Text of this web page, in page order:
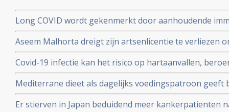
Long COVID wordt gekenmerkt door aanhoudende
cytotoxische CD8+ T-cellen op het SARS-CoV-2 virus
immuunreacties op de herpesvirussen Epstein-Barr-
patienten met aanhoudende Long Covid
Aseem Malhorta dreigt zijn artsenlicentie te verliezen
Covid mRNA vaccins ter discussie stelde in een
jarige leeftijd plotseling overleedt aan een hartaanval
Covid-19 infectie kan het risico op hartaanvallen,
gedurende drie jaar na een infectie verhogen
Mediterrane dieet als dagelijks voedingspatroon geeft
coronavirus - Covid-19 blijkt uit meta analyse van 6
Er stierven in Japan beduidend meer kankerpatienten